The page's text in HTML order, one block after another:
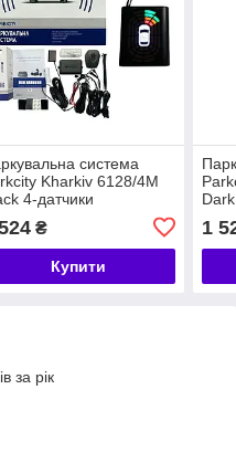
система
Kharkiv 6128/4M
4-датчики
₴
Купити
1
за рік